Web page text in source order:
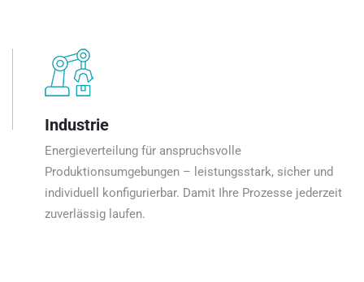
Industrie
Energieverteilung für anspruchsvolle
Produktionsumgebungen – leistungsstark, sicher und
individuell konfigurierbar. Damit Ihre Prozesse jederzeit
zuverlässig laufen.